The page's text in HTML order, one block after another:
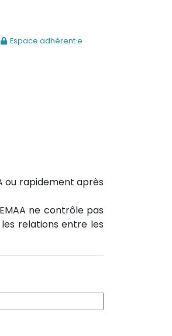
Espace adhérent·e
ou rapidement après
ne contrôle pas
relations entre les